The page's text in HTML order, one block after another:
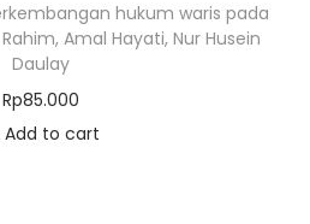
hukum waris pada
Amal Hayati, Nur Husein
Daulay
Rp85.000
Add to cart